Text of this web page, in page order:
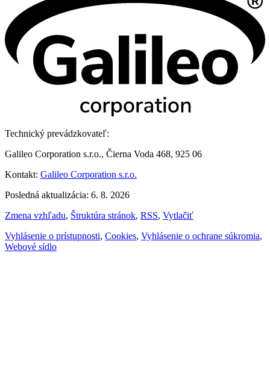
Technický prevádzkovateľ:
Galileo Corporation s.r.o., Čierna Voda 468, 925 06
Kontakt: Galileo Corporation s.r.o.
Posledná aktualizácia: 6. 8. 2026
Zmena vzhľadu, Štruktúra stránok, RSS, Vytlačiť
Vyhlásenie o prístupnosti, Cookies, Vyhlásenie o ochrane súkromia,
Webové sídlo